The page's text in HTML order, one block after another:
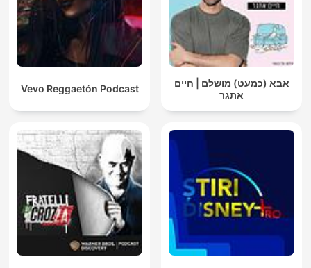
Vevo Reggaetón Podcast
אבא (כמעט) מושלם | חיים
אתגר